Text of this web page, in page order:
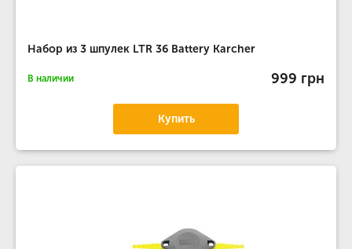
Набор из 3 шпулек LTR 36 Battery Karcher
В наличии 999 грн
Купить